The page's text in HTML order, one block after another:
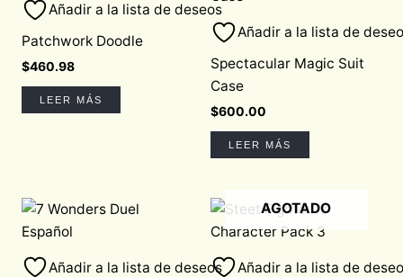
Añadir a la lista de deseos
Patchwork Doodle
$460.98
LEER MÁS
Añadir a la lista de
Spectacular Magic Suit
Case
$600.00
LEER MÁS
Añadir a la lista de deseos
AGOTADO
Añadir a la lista de